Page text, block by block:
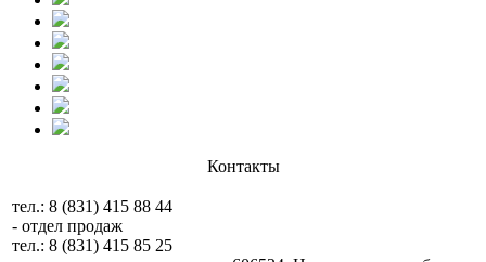
Контакты
тел.: 8 (831) 415 88 44
- отдел продаж
тел.: 8 (831) 415 85 25